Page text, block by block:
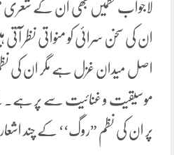
لاجواب نظمیں بھی ان کے شعری
ان کی سخن سرائی کو منواتی نظر
اصل میدان غزل ہے مگر ان کی
موسیقیت و غنائیت سے پر ہے.
پر ان کی نظم ”روگ‘‘ کے چند